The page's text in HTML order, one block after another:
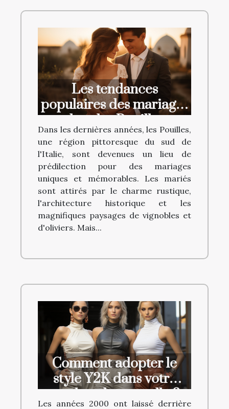
Les tendances
populaires des mariages
dans les Pouilles
Dans les dernières années, les Pouilles,
une région pittoresque du sud de
l'Italie, sont devenues un lieu de
prédilection pour des mariages
uniques et mémorables. Les mariés
sont attirés par le charme rustique,
l'architecture historique et les
magnifiques paysages de vignobles et
d'oliviers. Mais...
Comment adopter le
style Y2K dans votre
garde-robe actuelle ?
Les années 2000 ont laissé derrière